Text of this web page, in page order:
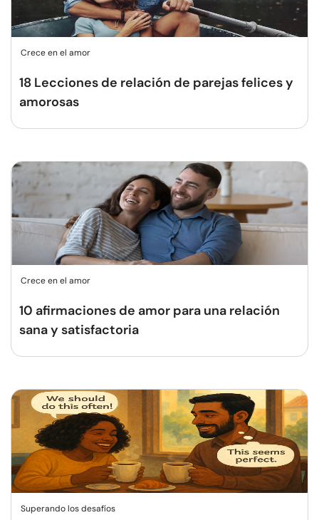
Crece en el amor
18 Lecciones de relación de parejas felices y
amorosas
Crece en el amor
10 afirmaciones de amor para una relación
sana y satisfactoria
Superando los desafíos